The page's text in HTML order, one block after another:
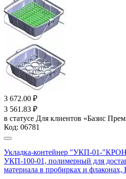
3 672.00 ₽
3 561.83 ₽
в статусе Для клиентов «Базис
Код: 06781
Укладка-контейнер "УКП-01-
УКП-100-01, полимерный для
материала в пробирках и